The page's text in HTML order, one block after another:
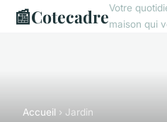
📰CotecadreVotre
maison qui
Accueil › Jardin